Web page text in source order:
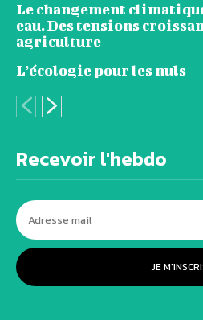
Le changement
eau. Des tensions
agriculture
L’écologie pour les nuls
Recevoir l'hebdo
JE